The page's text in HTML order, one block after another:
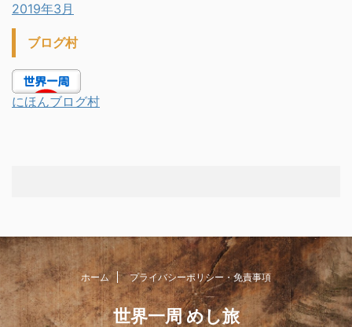
2019年3月
ブログ村
にほんブログ村
ホーム プライバシーポリシー・免責事項
世界一周 めし旅